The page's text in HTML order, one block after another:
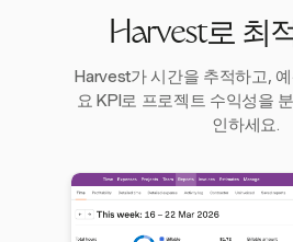
Harvest로 최
Harvest가 시간을 추적하고,
요 KPI로 프로젝트 수익성을
인하세요.